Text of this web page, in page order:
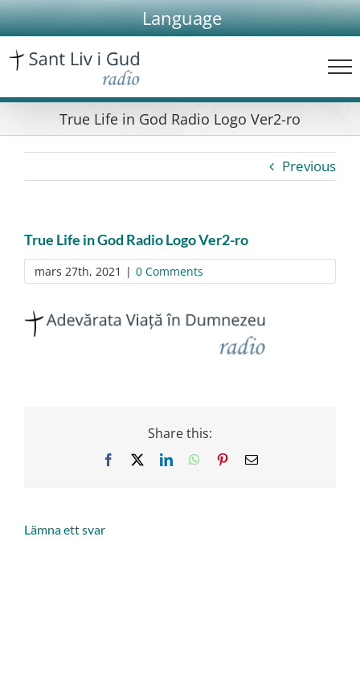
Skip
to
content
Language
True Life in God Radio Logo Ver2-ro
Previous
True Life in God Radio Logo Ver2-ro
mars 27th, 2021 | 0 Comments
Share this:
Facebook LinkedInWhatsApp
PinterestEmail
Lämna ett svar